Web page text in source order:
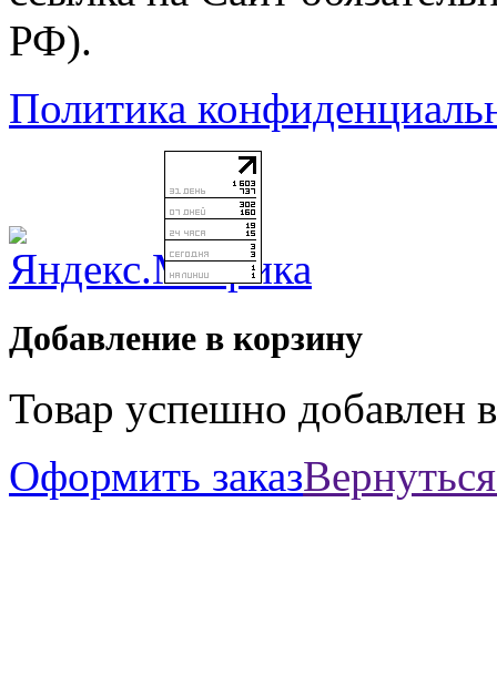
РФ).
Политика
Добавление в корзину
Товар успешно добавлен
Оформить заказ